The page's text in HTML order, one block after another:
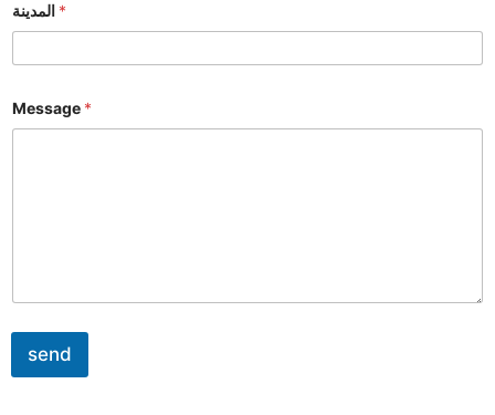
*
Message *
send